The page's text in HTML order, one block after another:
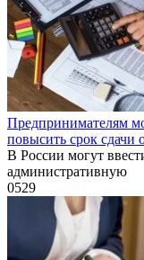
Предпринимателям
повысить срок сдачи
В России могут
административную
0529